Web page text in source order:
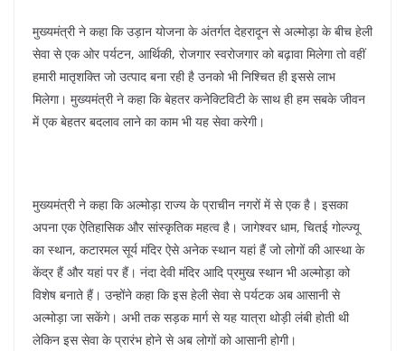
मुख्यमंत्री ने कहा कि उड़ान योजना के अंतर्गत देहरादून से अल्मोड़ा के बीच हेली
सेवा से एक ओर पर्यटन, आर्थिकी, रोजगार स्वरोजगार को बढ़ावा मिलेगा तो वहीं
हमारी मातृशक्ति जो उत्पाद बना रही है उनको भी निश्चित ही इससे लाभ
मिलेगा। मुख्यमंत्री ने कहा कि बेहतर कनेक्टिविटी के साथ ही हम सबके जीवन
में एक बेहतर बदलाव लाने का काम भी यह सेवा करेगी।
मुख्यमंत्री ने कहा कि अल्मोड़ा राज्य के प्राचीन नगरों में से एक है। इसका
अपना एक ऐतिहासिक और सांस्कृतिक महत्व है। जागेश्वर धाम, चितई गोल्ज्यू
का स्थान, कटारमल सूर्य मंदिर ऐसे अनेक स्थान यहां हैं जो लोगों की आस्था के
केंद्र हैं और यहां पर हैं। नंदा देवी मंदिर आदि प्रमुख स्थान भी अल्मोड़ा को
विशेष बनाते हैं। उन्होंने कहा कि इस हेली सेवा से पर्यटक अब आसानी से
अल्मोड़ा जा सकेंगे। अभी तक सड़क मार्ग से यह यात्रा थोड़ी लंबी होती थी
लेकिन इस सेवा के प्रारंभ होने से अब लोगों को आसानी होगी।